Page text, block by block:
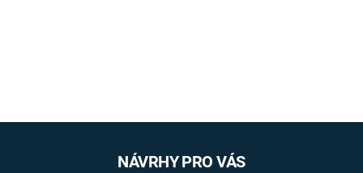
NÁVRHY PRO VÁS